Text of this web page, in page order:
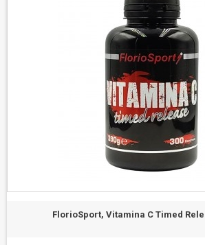
FlorioSport, Vitamina C Timed